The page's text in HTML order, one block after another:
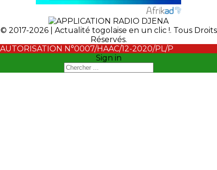
© 2017-2026 | Actualité togolaise en un clic !. Tous Droits
Réservés.
AUTORISATION N°0007/HAAC/12-2020/PL/P
Sign in